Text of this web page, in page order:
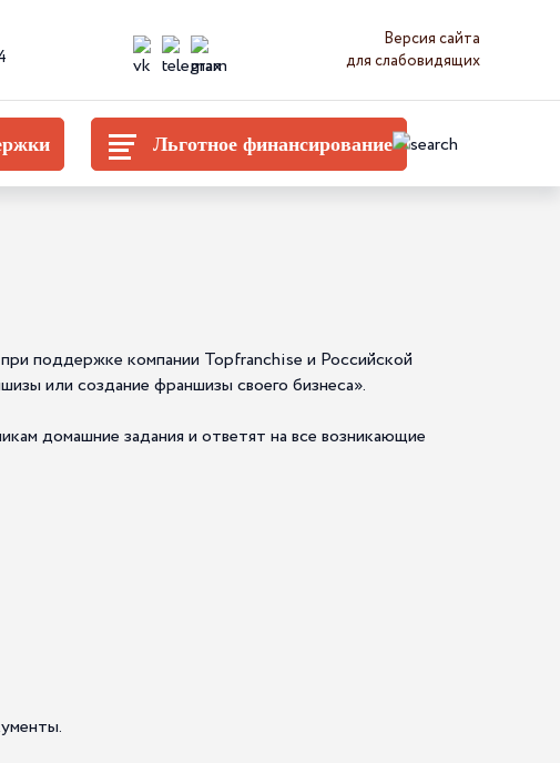
Версия сайта
для слабовидящих
Льготное финансирование
поддержке компании Topfranchise и Российской
или создание франшизы своего бизнеса».
домашние задания и ответят на все возникающие